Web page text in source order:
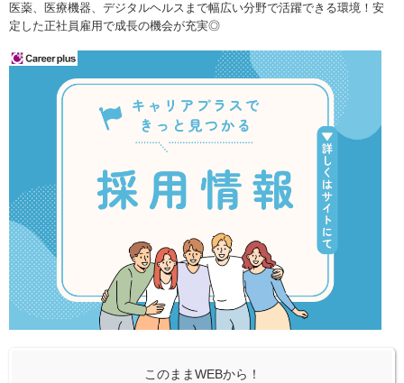
医薬、医療機器、デジタルヘルスまで幅広い分野で活躍できる環境！安
定した正社員雇用で成長の機会が充実◎
このままWEBから！